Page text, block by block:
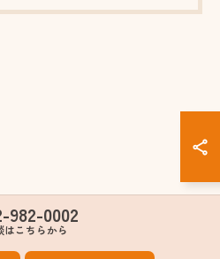
982-0002
はこちらから